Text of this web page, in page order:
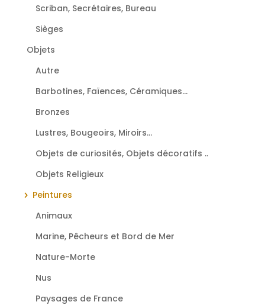
Scriban, Secrétaires, Bureau
Sièges
Objets
Autre
Barbotines, Faïences, Céramiques...
Bronzes
Lustres, Bougeoirs, Miroirs...
Objets de curiosités, Objets décoratifs ..
Objets Religieux
Peintures
Animaux
Marine, Pêcheurs et Bord de Mer
Nature-Morte
Nus
Paysages de France